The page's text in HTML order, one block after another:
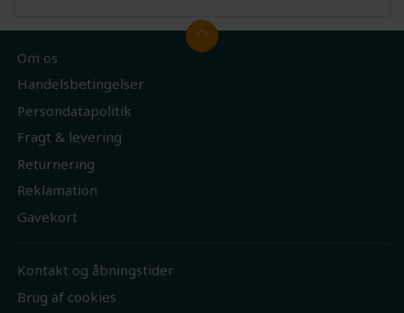
Om os
Handelsbetingelser
Persondatapolitik
Fragt & levering
Returnering
Reklamation
Gavekort
Kontakt og åbningstider
Brug af cookies